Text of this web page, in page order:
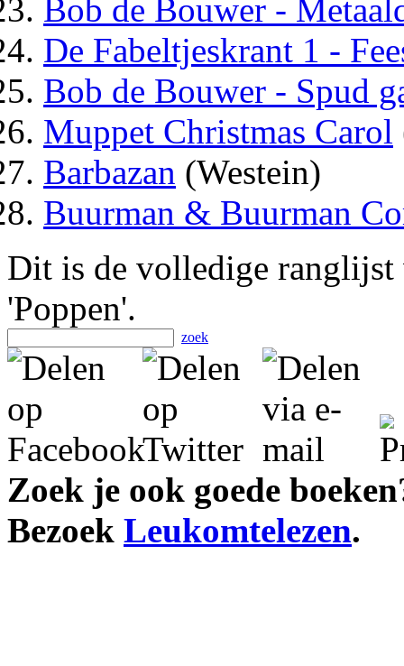
Bob de Bouwer -
De Fabeltjeskrant 1 -
Bob de Bouwer - Spud
Muppet Christmas Carol
Barbazan (Westein)
Buurman & Buurman
Dit is de volledige
'Poppen'.
zoek
Zoek je ook goede
Bezoek Leukomtelezen.